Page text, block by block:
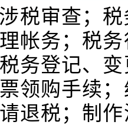
税审查；
帐务；税
务登记、
领购手续
退税；制